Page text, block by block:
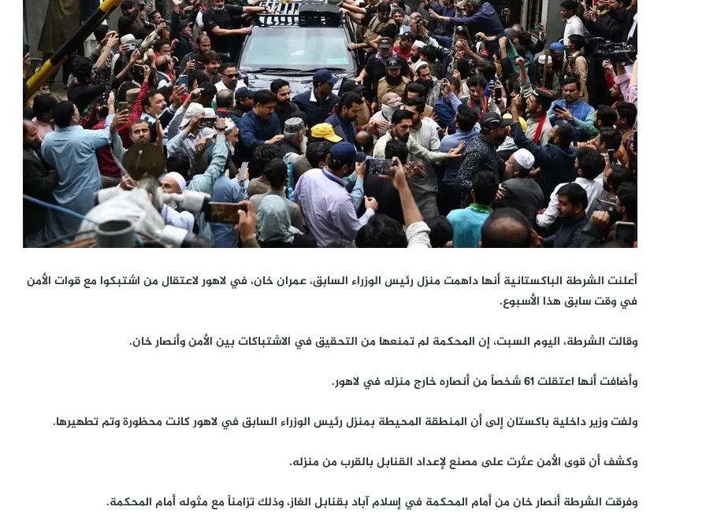
أعلنت الشرطة الباكستانية أنها داهمت منزل رئيس الوزراء السابق، عمران خان، في لاهور لاعتقال من اشتبكوا مع قوات الأمن
في وقت سابق هذا الأسبوع.
وقالت الشرطة، اليوم السبت، إن المحكمة لم تمنعها من التحقيق في الاشتباكات بين الأمن وأنصار خان.
وأضافت أنها اعتقلت 61 شخصاً من أنصاره خارج منزله في لاهور.
ولفت وزير داخلية باكستان إلى أن المنطقة المحيطة بمنزل رئيس الوزراء السابق في لاهور كانت محظورة وتم تطهيرها.
وكشف أن قوى الأمن عثرت على مصنع لإعداد القنابل بالقرب من منزله.
وفرقت الشرطة أنصار خان من أمام المحكمة في إسلام آباد بقنابل الغاز، وذلك تزامناً مع مثوله أمام المحكمة.